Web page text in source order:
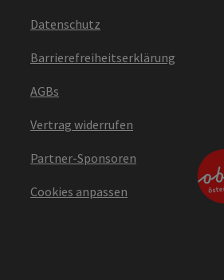
Datenschutz
Barrierefreiheitserklärung
AGBs
Vertrag widerrufen
Partner-Sponsoren
Cookies anpassen